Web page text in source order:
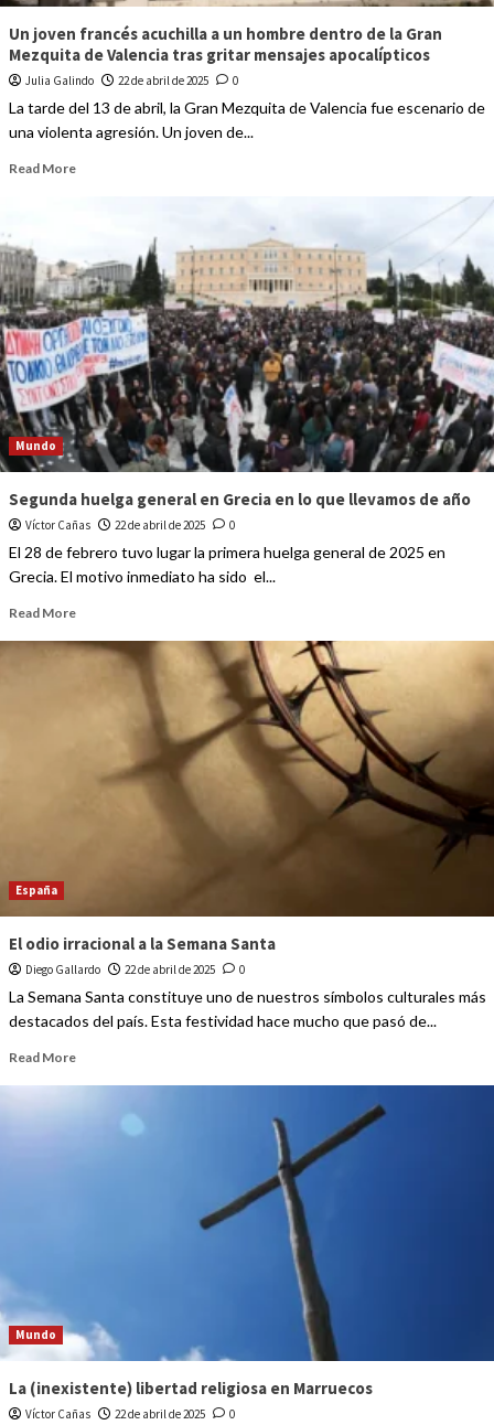
Un joven francés acuchilla a un hombre dentro de la Gran
Mezquita de Valencia tras gritar mensajes apocalípticos
Julia Galindo 22 de abril de 2025 0
La tarde del 13 de abril, la Gran Mezquita de Valencia fue escenario de
una violenta agresión. Un joven de...
Read More
Mundo
Segunda huelga general en Grecia en lo que llevamos de año
Víctor Cañas 22 de abril de 2025 0
El 28 de febrero tuvo lugar la primera huelga general de 2025 en
Grecia. El motivo inmediato ha sido el...
Read More
España
El odio irracional a la Semana Santa
Diego Gallardo 22 de abril de 2025 0
La Semana Santa constituye uno de nuestros símbolos culturales más
destacados del país. Esta festividad hace mucho que pasó de...
Read More
Mundo
La (inexistente) libertad religiosa en Marruecos
Víctor Cañas 22 de abril de 2025 0